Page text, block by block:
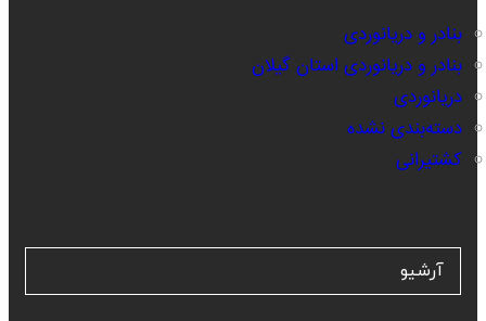
بنادر و دریانوردی
بنادر و دریانوردی استان گیلان
دریانوردی
دسته‌بندی نشده
کشتیرانی
آرشیو